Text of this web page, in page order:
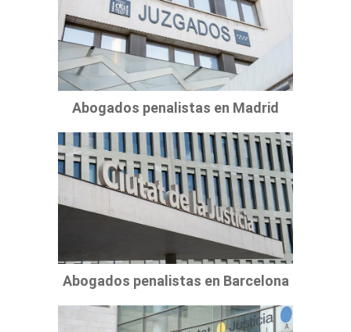
Abogados penalistas en Madrid
Abogados penalistas en Barcelona